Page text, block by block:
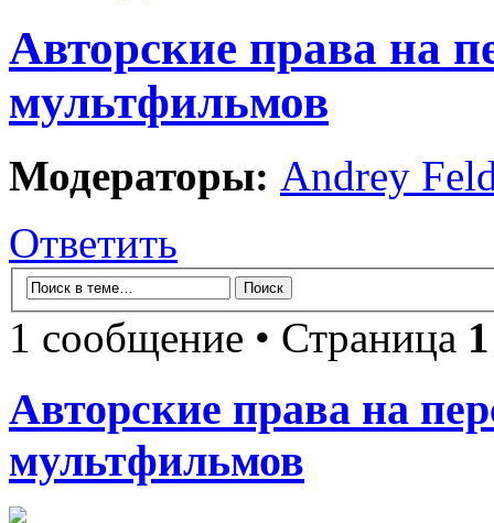
Авторские права на
мультфильмов
Модераторы: Andrey
Ответить
1 сообщение • Страница 1
Авторские права на
мультфильмов